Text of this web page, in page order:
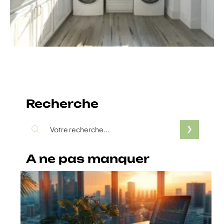
Recherche
A ne pas manquer